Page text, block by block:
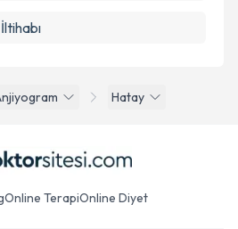
Hatay
Online TerapiOnline Diyet